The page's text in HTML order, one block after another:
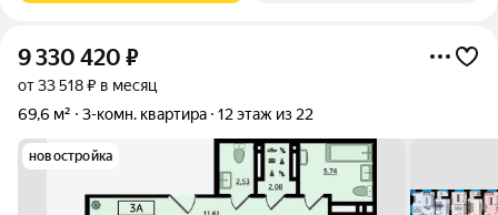
9 330 420 ₽
от 33 518 ₽ в месяц
69,6 м²
3-комн. квартира 12 этаж из 22
новостройка